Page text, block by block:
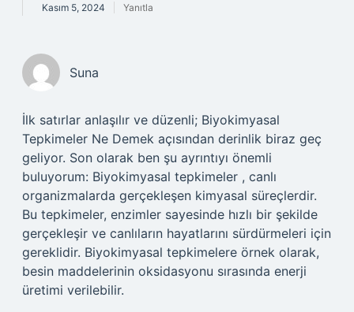
Kasım 5, 2024 Yanıtla
Suna
İlk satırlar anlaşılır ve düzenli; Biyokimyasal
Tepkimeler Ne Demek açısından derinlik biraz geç
geliyor. Son olarak ben şu ayrıntıyı önemli
buluyorum: Biyokimyasal tepkimeler , canlı
organizmalarda gerçekleşen kimyasal süreçlerdir.
Bu tepkimeler, enzimler sayesinde hızlı bir şekilde
gerçekleşir ve canlıların hayatlarını sürdürmeleri için
gereklidir. Biyokimyasal tepkimelere örnek olarak,
besin maddelerinin oksidasyonu sırasında enerji
üretimi verilebilir.